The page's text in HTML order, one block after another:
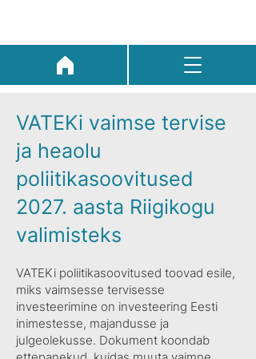
VATEKi vaimse tervise
ja heaolu
poliitikasoovitused
2027. aasta Riigikogu
valimisteks
VATEKi poliitikasoovitused toovad esile,
miks vaimsesse tervisesse
investeerimine on investeering Eesti
inimestesse, majandusse ja
julgeolekusse. Dokument koondab